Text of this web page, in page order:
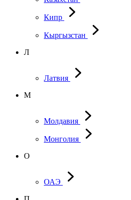
Кипр
Кыргызстан
Л
Латвия
М
Молдавия
Монголия
О
ОАЭ